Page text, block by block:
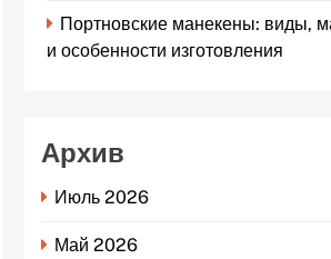
Портновские манекены: виды,
и особенности изготовления
Архив
Июль 2026
Май 2026